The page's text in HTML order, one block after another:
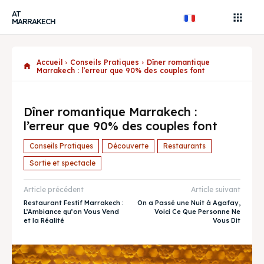
Recherche
AT
MARRAKECH
Accueil Conseils Pratiques
Dîner romantique
Marrakech : l’erreur que 90% des couples font
Dîner romantique Marrakech :
l’erreur que 90% des couples font
Conseils Pratiques Découverte
Restaurants
Sortie et spectacle
Article précédent
Restaurant Festif Marrakech :
L’Ambiance qu’on Vous Vend
et la Réalité
Article suivant
On a Passé une Nuit à Agafay,
Voici Ce Que Personne Ne
Vous Dit